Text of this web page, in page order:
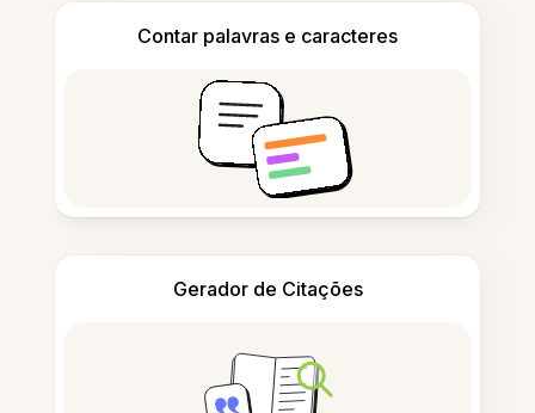
Contar palavras e caracteres
Gerador de Citações